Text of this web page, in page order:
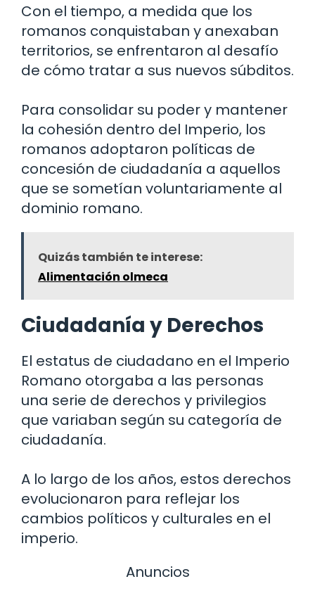
Con el tiempo, a medida que los
romanos conquistaban y anexaban
territorios, se enfrentaron al desafío
de cómo tratar a sus nuevos súbditos.
Para consolidar su poder y mantener
la cohesión dentro del Imperio, los
romanos adoptaron políticas de
concesión de ciudadanía a aquellos
que se sometían voluntariamente al
dominio romano.
Quizás también te interese:
Alimentación olmeca
Ciudadanía y Derechos
El estatus de ciudadano en el Imperio
Romano otorgaba a las personas
una serie de derechos y privilegios
que variaban según su categoría de
ciudadanía.
A lo largo de los años, estos derechos
evolucionaron para reflejar los
cambios políticos y culturales en el
imperio.
Anuncios